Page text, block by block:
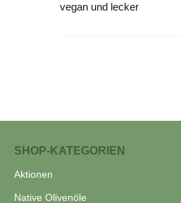
vegan und lecker
SHOP-KATEGORIEN
Aktionen
Native Olivenöle